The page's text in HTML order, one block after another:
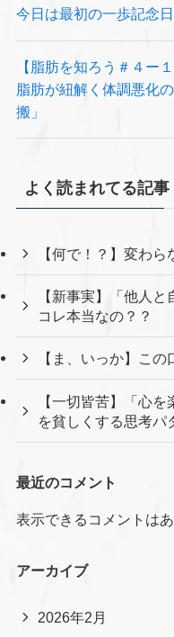
今日は最初の一歩記念
【脂肪を知ろう＃４ー
脂肪が紐解く体調悪化
搬」
よく読まれてる記事
【何で！？】変わ
【新事実】「他人
コレ本当なの？？
【ま、いっか】この
【一切皆苦】「心
を貧しくする思考パ
最近のコメント
表示できるコメントはあ
アーカイブ
2026年2月